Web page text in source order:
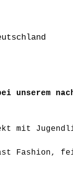
mit
Fashion,